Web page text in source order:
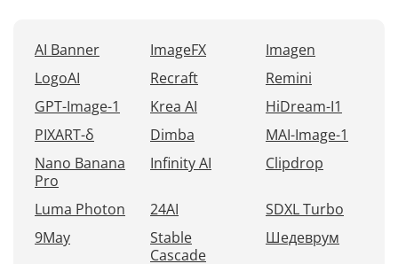
AI Banner ImageFX
Imagen
LogoAI
Recraft
Remini
GPT-Image-1
Krea AI
HiDream-I1
PIXART-δ
Dimba
MAI-Image-1
Nano Banana
Pro
Infinity AI Clipdrop
Luma Photon 24AI
SDXL Turbo
9May
Stable
Cascade
Шедеврум